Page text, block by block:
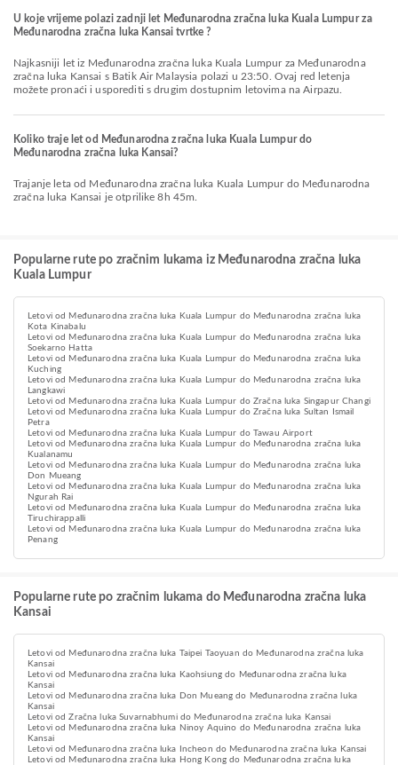
U koje vrijeme polazi zadnji let Međunarodna zračna luka Kuala Lumpur za
Međunarodna zračna luka Kansai tvrtke ?
Najkasniji let iz Međunarodna zračna luka Kuala Lumpur za Međunarodna
zračna luka Kansai s Batik Air Malaysia polazi u 23:50. Ovaj red letenja
možete pronaći i usporediti s drugim dostupnim letovima na Airpazu.
Koliko traje let od Međunarodna zračna luka Kuala Lumpur do
Međunarodna zračna luka Kansai?
Trajanje leta od Međunarodna zračna luka Kuala Lumpur do Međunarodna
zračna luka Kansai je otprilike 8h 45m.
Popularne rute po zračnim lukama iz Međunarodna zračna luka
Kuala Lumpur
Letovi od Međunarodna zračna luka Kuala Lumpur do Međunarodna zračna luka
Kota Kinabalu
Letovi od Međunarodna zračna luka Kuala Lumpur do Međunarodna zračna luka
Soekarno Hatta
Letovi od Međunarodna zračna luka Kuala Lumpur do Međunarodna zračna luka
Kuching
Letovi od Međunarodna zračna luka Kuala Lumpur do Međunarodna zračna luka
Langkawi
Letovi od Međunarodna zračna luka Kuala Lumpur do Zračna luka Singapur Changi
Letovi od Međunarodna zračna luka Kuala Lumpur do Zračna luka Sultan Ismail
Petra
Letovi od Međunarodna zračna luka Kuala Lumpur do Tawau Airport
Letovi od Međunarodna zračna luka Kuala Lumpur do Međunarodna zračna luka
Kualanamu
Letovi od Međunarodna zračna luka Kuala Lumpur do Međunarodna zračna luka
Don Mueang
Letovi od Međunarodna zračna luka Kuala Lumpur do Međunarodna zračna luka
Ngurah Rai
Letovi od Međunarodna zračna luka Kuala Lumpur do Međunarodna zračna luka
Tiruchirappalli
Letovi od Međunarodna zračna luka Kuala Lumpur do Međunarodna zračna luka
Penang
Popularne rute po zračnim lukama do Međunarodna zračna luka
Kansai
Letovi od Međunarodna zračna luka Taipei Taoyuan do Međunarodna zračna luka
Kansai
Letovi od Međunarodna zračna luka Kaohsiung do Međunarodna zračna luka
Kansai
Letovi od Međunarodna zračna luka Don Mueang do Međunarodna zračna luka
Kansai
Letovi od Zračna luka Suvarnabhumi do Međunarodna zračna luka Kansai
Letovi od Međunarodna zračna luka Ninoy Aquino do Međunarodna zračna luka
Kansai
Letovi od Međunarodna zračna luka Incheon do Međunarodna zračna luka Kansai
Letovi od Međunarodna zračna luka Hong Kong do Međunarodna zračna luka